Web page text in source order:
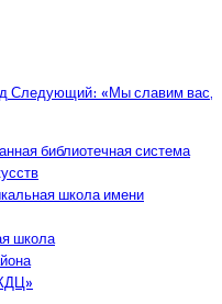
Следующий: «Мы славим вас,
библиотечная система
школа имени
школа